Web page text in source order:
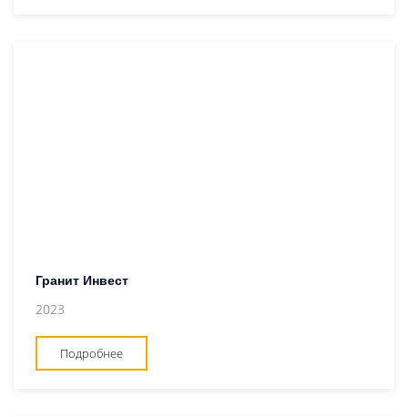
Гранит Инвест
2023
Подробнее